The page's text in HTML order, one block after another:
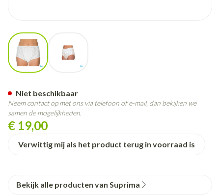
View larger image
€ 19,00
Verwittig mij als het product terug in voorraad is
Niet beschikbaar
Neem contact op met ons via telefoon of e-mail, dan bekijken we
samen de mogelijkheden.
Bekijk alle producten van Suprima